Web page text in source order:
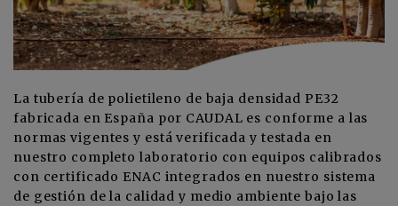
La tubería de polietileno de baja densidad PE32
fabricada en España por CAUDAL es conforme a las
normas vigentes y está verificada y testada en
nuestro completo laboratorio con equipos calibrados
con certificado ENAC integrados en nuestro sistema
de gestión de la calidad y medio ambiente bajo las